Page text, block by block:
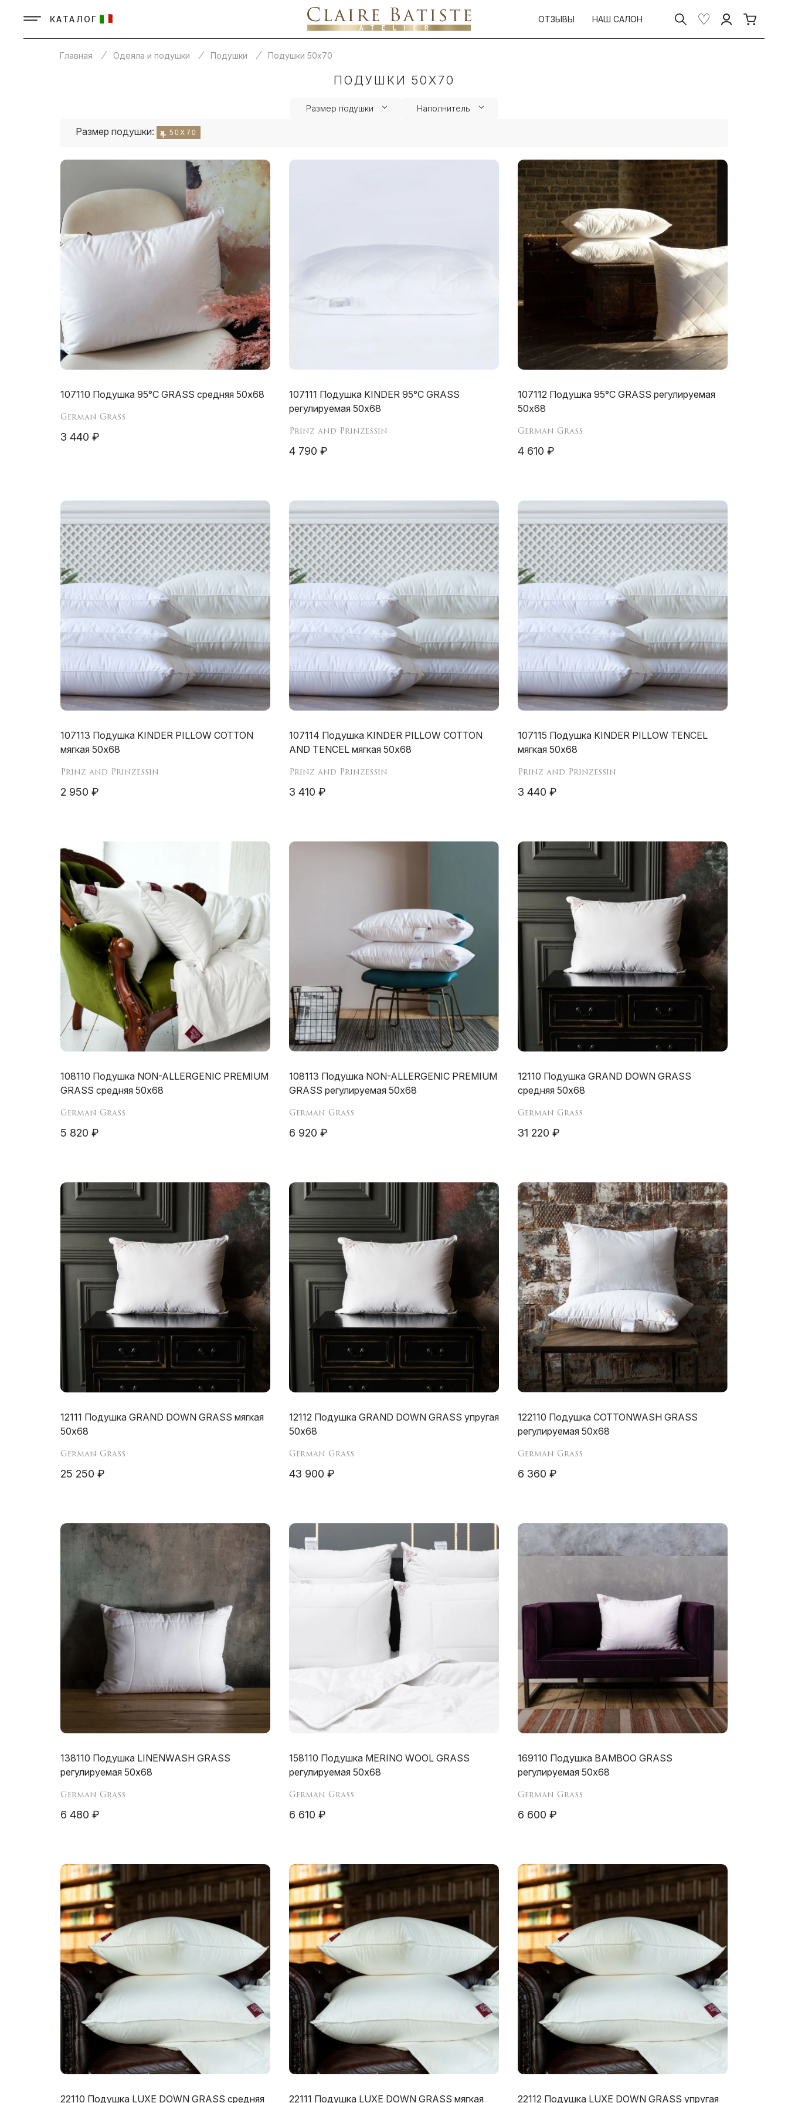
КАТАЛОГ ОТЗЫВЫ НАШ САЛОН
Главная Одеяла и подушки Подушки Подушки 50х70
ПОДУШКИ 50Х70
Размер подушки Наполнитель
Размер подушки: 50Х70
107110 Подушка 95°C GRASS средняя 50х68
German Grass
3 440 ₽
107111 Подушка KINDER 95°C GRASS
регулируемая 50х68
Prinz and Prinzessin
4 790 ₽
107112 Подушка 95°C GRASS регулируемая
50х68
German Grass
4 610 ₽
107113 Подушка KINDER PILLOW COTTON
мягкая 50х68
Prinz and Prinzessin
2 950 ₽
107114 Подушка KINDER PILLOW COTTON
AND TENCEL мягкая 50х68
Prinz and Prinzessin
3 410 ₽
107115 Подушка KINDER PILLOW TENCEL
мягкая 50х68
Prinz and Prinzessin
3 440 ₽
108110 Подушка NON-ALLERGENIC PREMIUM
GRASS средняя 50х68
German Grass
5 820 ₽
108113 Подушка NON-ALLERGENIC PREMIUM
GRASS регулируемая 50х68
German Grass
6 920 ₽
12110 Подушка GRAND DOWN GRASS
средняя 50х68
German Grass
31 220 ₽
12111 Подушка GRAND DOWN GRASS мягкая
50х68
German Grass
25 250 ₽
12112 Подушка GRAND DOWN GRASS упругая
50х68
German Grass
43 900 ₽
122110 Подушка COTTONWASH GRASS
регулируемая 50х68
German Grass
6 360 ₽
138110 Подушка LINENWASH GRASS
регулируемая 50х68
German Grass
6 480 ₽
158110 Подушка MERINO WOOL GRASS
регулируемая 50х68
German Grass
6 610 ₽
169110 Подушка BAMBOO GRASS
регулируемая 50х68
German Grass
6 600 ₽
22110 Подушка LUXE DOWN GRASS средняя 22111 Подушка LUXE DOWN GRASS мягкая 22112 Подушка LUXE DOWN GRASS упругая